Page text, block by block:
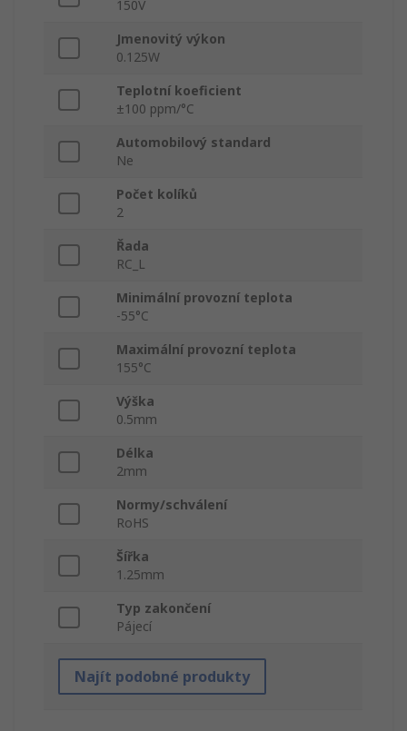
150V
Jmenovitý výkon
0.125W
Teplotní koeficient
±100 ppm/°C
Automobilový standard
Ne
Počet kolíků
2
Řada
RC_L
Minimální provozní teplota
-55°C
Maximální provozní teplota
155°C
Výška
0.5mm
Délka
2mm
Normy/schválení
RoHS
Šířka
1.25mm
Typ zakončení
Pájecí
Najít podobné produkty